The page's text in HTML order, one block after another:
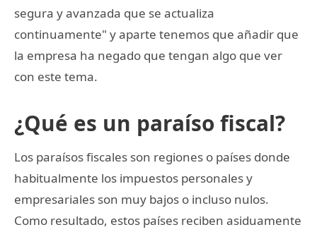
segura y avanzada que se actualiza
continuamente" y aparte tenemos que añadir que
la empresa ha negado que tengan algo que ver
con este tema.
¿Qué es un paraíso fiscal?
Los paraísos fiscales son regiones o países donde
habitualmente los impuestos personales y
empresariales son muy bajos o incluso nulos.
Como resultado, estos países reciben asiduamente